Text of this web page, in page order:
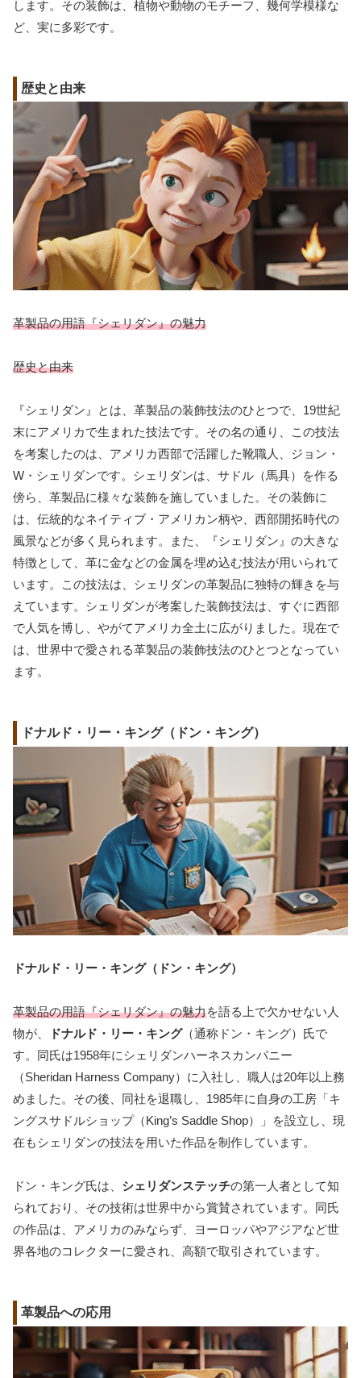
します。その装飾は、植物や動物のモチーフ、幾何学模様な
ど、実に多彩です。
歴史と由来
革製品の用語『シェリダン』の魅力
歴史と由来
『シェリダン』とは、革製品の装飾技法のひとつで、19世紀
末にアメリカで生まれた技法です。その名の通り、この技法
を考案したのは、アメリカ西部で活躍した靴職人、ジョン・
W・シェリダンです。シェリダンは、サドル（馬具）を作る
傍ら、革製品に様々な装飾を施していました。その装飾に
は、伝統的なネイティブ・アメリカン柄や、西部開拓時代の
風景などが多く見られます。また、『シェリダン』の大きな
特徴として、革に金などの金属を埋め込む技法が用いられて
います。この技法は、シェリダンの革製品に独特の輝きを与
えています。シェリダンが考案した装飾技法は、すぐに西部
で人気を博し、やがてアメリカ全土に広がりました。現在で
は、世界中で愛される革製品の装飾技法のひとつとなってい
ます。
ドナルド・リー・キング（ドン・キング）
ドナルド・リー・キング（ドン・キング）
革製品の用語『シェリダン』の魅力を語る上で欠かせない人
物が、
ドナルド・リー・キング（通称ドン・キング）氏で
す。同氏は1958年にシェリダンハーネスカンパニー
（Sheridan Harness Company）に入社し、職人は20年以上務
めました。その後、同社を退職し、1985年に自身の工房「キ
ングスサドルショップ（King’s Saddle Shop）」を設立し、現
在もシェリダンの技法を用いた作品を制作しています。
ドン・キング氏は、 シェリダンステッチの第一人者として知
られており、その技術は世界中から賞賛されています。同氏
の作品は、アメリカのみならず、ヨーロッパやアジアなど世
界各地のコレクターに愛され、高額で取引されています。
革製品への応用